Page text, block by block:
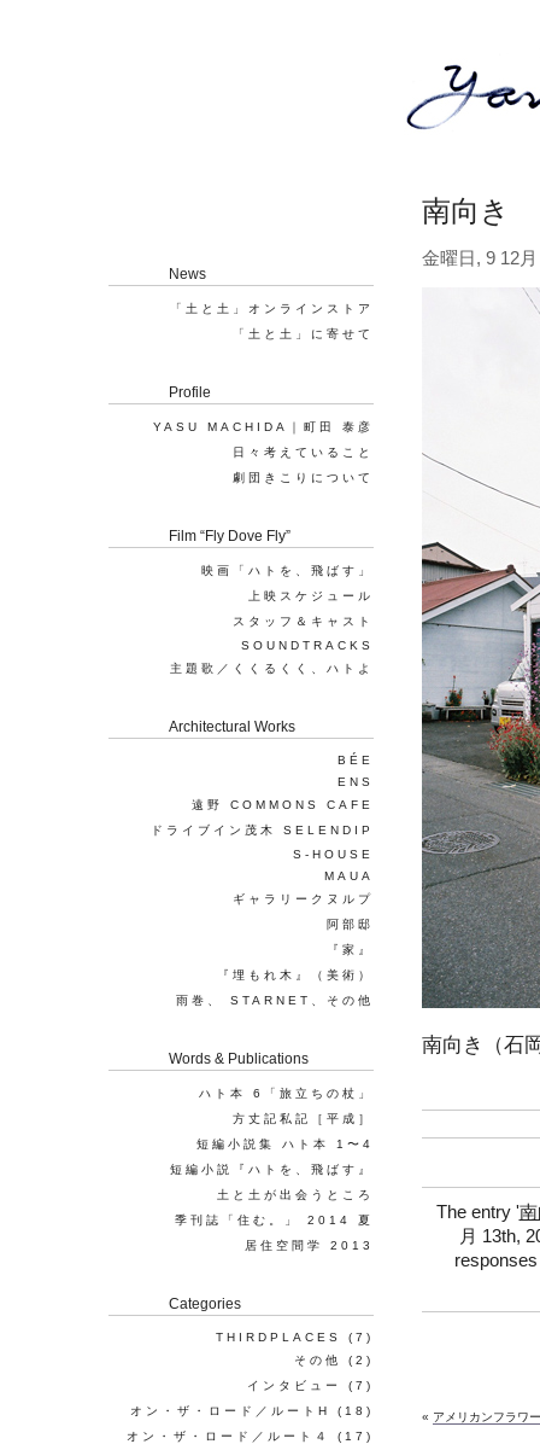
南向き
金曜日, 9 12
南向き（石
The entry '
月 13th,
« アメリカンフラワー
News
「土と土」オンラインストア
「土と土」に寄せて
Profile
YASU MACHIDA｜町田 泰彦
日々考えていること
劇団きこりについて
Film “Fly Dove Fly”
映画「ハトを、飛ばす」
上映スケジュール
スタッフ＆キャスト
SOUNDTRACKS
主題歌／くくるくく、ハトよ
Architectural Works
BÉE
ENS
遠野 COMMONS CAFE
ドライブイン茂木 SELENDIP
S-HOUSE
MAUA
ギャラリークヌルプ
阿部邸
『家』
『埋もれ木』（美術）
雨巻、 STARNET、その他
Words & Publications
ハト本 6「旅立ちの杖」
方丈記私記［平成］
短編小説集 ハト本 1〜4
短編小説『ハトを、飛ばす』
土と土が出会うところ
季刊誌「住む。」 2014 夏
居住空間学 2013
Categories
THIRDPLACES
(7)
その他
(2)
インタビュー
(7)
オン・ザ・ロード／ルートH
(18)
オン・ザ・ロード／ルート４
(17)